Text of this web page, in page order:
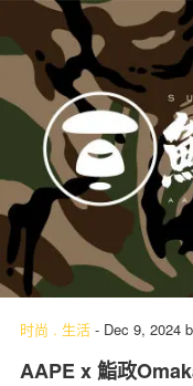
时尚 . 生活 - Dec 9, 2024
AAPE x 鮨政